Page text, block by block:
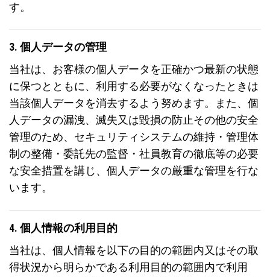
す。
3. 個人データの管理
当社は、お客様の個人データを正確かつ最新の状態
に保つとともに、利用する必要がなくなったときは
当該個人データを消去するよう努めます。また、個
人データの漏洩、滅失又は毀損の防止その他の安全
管理のため、セキュリティシステムの維持・管理体
制の整備・委託先の監督・社員教育の徹底等の必要
な安全措置を講じ、個人データの厳重な管理を行な
います。
4. 個人情報の利用目的
当社は、個人情報を以下の目的の範囲内又はその取
得状況から明らかである利用目的の範囲内で利用